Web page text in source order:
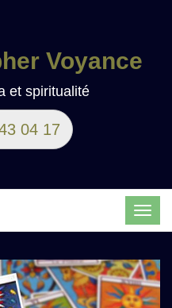
Voyance
et spiritualité
04 17